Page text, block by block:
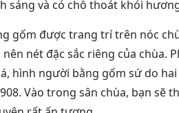
sáng và có chỗ thoát khói
gốm được trang trí trên nóc
nét đặc sắc riêng của chùa.
hình người bằng gốm sứ do hai
Vào trong sân chùa, bạn sẽ